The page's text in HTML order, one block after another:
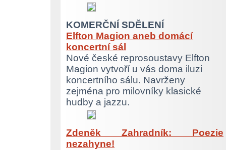
KOMERČNÍ SDĚLENÍ
Elfton Magion aneb domácí
koncertní sál
Nové české reprosoustavy Elfton
Magion vytvoří u vás doma iluzi
koncertního sálu. Navrženy
zejména pro milovníky klasické
hudby a jazzu.
Zdeněk Zahradník: Poezie
nezahyne!